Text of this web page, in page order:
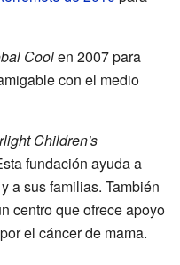
Coolen 2007 para
con el medio
Children's
fundación ayuda a
a sus familias. También
centro que ofrece apoyo
el cáncer de mama.